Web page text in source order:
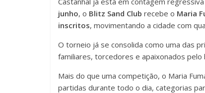
junho, o Blitz Sand Club recebe o Maria
inscritos, movimentando a cidade com
O torneio já se consolida como uma das
familiares, torcedores e apaixonados
Mais do que uma competição, o Maria
partidas durante todo o dia, categorias